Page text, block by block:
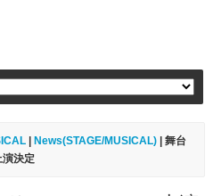
News(STAGE/MUSICAL) | 舞台
演決定